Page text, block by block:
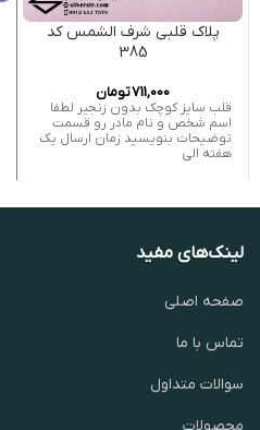
پلاک قلبی شرف الشمس کد
385
711,000تومان
قلب سایز کوچک بدون زنجیر لطفا
اسم شخص و نام مادر رو قسمت
توضیحات بنویسید زمان ارسال یک
هفته الی
لینک‌های مفید
صفحه اصلی
تماس با ما
سوالات متداول
محصولات